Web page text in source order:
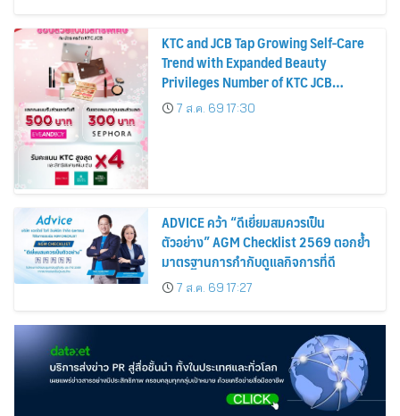
KTC and JCB Tap Growing Self-Care
Trend with Expanded Beauty
Privileges Number of KTC JCB
Cardmembers Spending on
Cosmetics Rises 26%
7 ส.ค. 69 17:30
ADVICE คว้า “ดีเยี่ยมสมควรเป็น
ตัวอย่าง” AGM Checklist 2569 ตอกย้ำ
มาตรฐานการกำกับดูแลกิจการที่ดี
7 ส.ค. 69 17:27